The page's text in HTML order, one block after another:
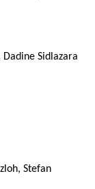
Sidlazara
Stefan